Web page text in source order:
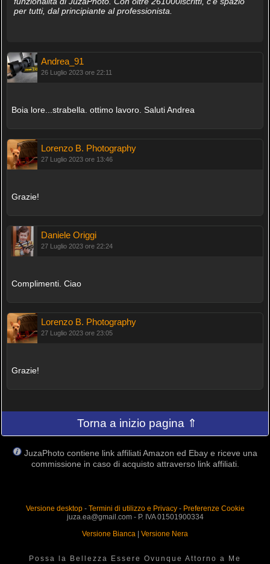
per tutti, dal principiante al professionista.
Andrea_91
26 Luglio 2023 ore 22:11
Boia lore...strabella. ottimo lavoro. Saluti Andrea
Lorenzo B. Photography
27 Luglio 2023 ore 13:46
Grazie!
Daniele Origgi
27 Luglio 2023 ore 22:24
Complimenti. Ciao
Lorenzo B. Photography
27 Luglio 2023 ore 23:05
Grazie!
Torna a inizio pagina ⇑
JuzaPhoto contiene link affiliati Amazon ed Ebay e riceve una
commissione in caso di acquisto attraverso link affiliati.
Versione desktop- Termini di utilizzo e Privacy- Preferenze Cookie
juza.ea@gmail.com - P. IVA 01501900334
Versione Bianca | Versione Nera
Possa la Bellezza Essere Ovunque Attorno a Me